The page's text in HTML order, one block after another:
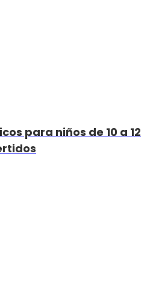
para niños de 10 a 12